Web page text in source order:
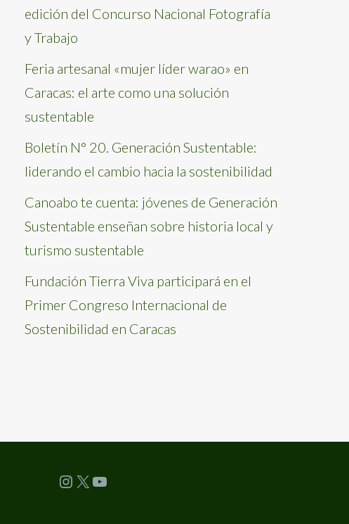
edición del Concurso Nacional Fotografía
y Trabajo
Feria artesanal «mujer líder warao» en
Caracas: el arte como una solución
sustentable
Boletín N° 20. Generación Sustentable:
liderando el cambio hacia la sostenibilidad
Canoabo te cuenta: jóvenes de Generación
Sustentable enseñan sobre historia local y
turismo sustentable
Fundación Tierra Viva participará en el
Primer Congreso Internacional de
Sostenibilidad en Caracas
Instagram X YouTube